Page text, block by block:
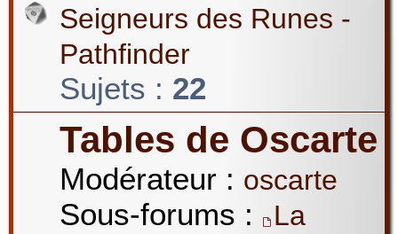
Seigneurs des Runes -
Pathfinder
Sujets : 22
Tables de Oscarte
Modérateur : oscarte
Sous-forums :
La